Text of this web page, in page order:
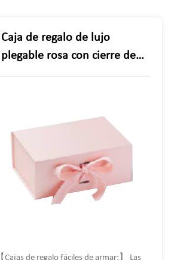
Caja de regalo de lujo
plegable rosa con cierre de
propuestas de damas de
honor y más
【Cajas de regalo fáciles de armar:】 Las